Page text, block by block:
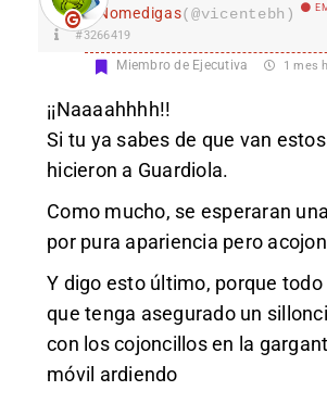
Nomedigas(@vicentebh)
#3266419
Miembro de Ejecutiva 1 mes
¡¡Naaaahhhh!!
Si tu ya sabes de que van
hicieron a Guardiola.
Como mucho, se esperaran
por pura apariencia pero
Y digo esto último, porque todo
que tenga asegurado un
con los cojoncillos en la
móvil ardiendo